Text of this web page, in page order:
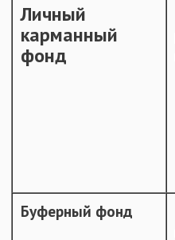
Личный
карманный
фонд
Буферный фонд